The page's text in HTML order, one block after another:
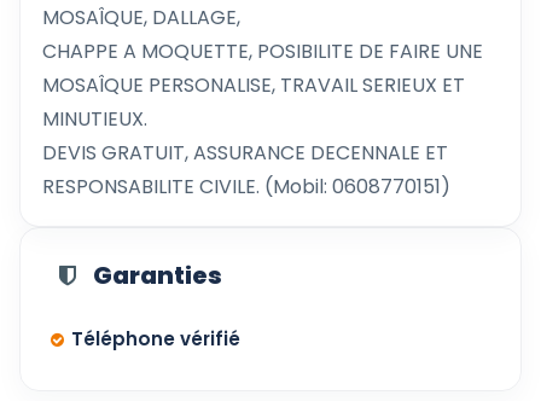
MOSAÎQUE, DALLAGE,
CHAPPE A MOQUETTE, POSIBILITE DE FAIRE UNE
MOSAÎQUE PERSONALISE, TRAVAIL SERIEUX ET
MINUTIEUX.
DEVIS GRATUIT, ASSURANCE DECENNALE ET
RESPONSABILITE CIVILE. (Mobil: 0608770151)
Garanties
Téléphone vérifié